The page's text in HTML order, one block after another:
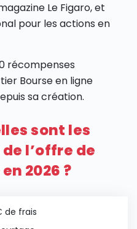
Le Figaro, et
pour les actions en
récompenses
Bourse en ligne
sa création.
sont les
l’offre de
2026 ?
de frais